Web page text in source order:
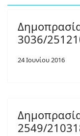
3036/
24 Ιουνίου 2016
2549/